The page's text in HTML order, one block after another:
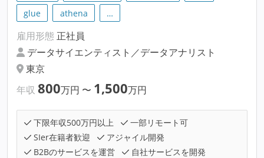
glue
athena …
雇用形態 正社員
データサイエンティスト／データアナリスト
東京
年収 800万円 〜 1,500万円
下限年収500万円以上
一部リモート可
SIer在籍者歓迎
アジャイル開発
B2Bのサービスを運営
自社サービスを開発